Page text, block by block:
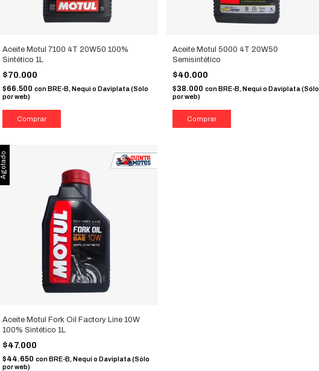
Aceite Motul 7100 4T 20W50 100%
Sintético 1L
$70.000
$66.500conBRE-B, Nequi o Daviplata (Sólo
por web)
Aceite Motul 5000 4T 20W50
Semisintético
$40.000
$38.000 con BRE-B, Nequi o Daviplata (Sólo
por web)
Agotado
Aceite Motul Fork Oil Factory Line 10W
100% Sintético 1L
$47.000
$44.650conBRE-B, Nequi o Daviplata (Sólo
por web)